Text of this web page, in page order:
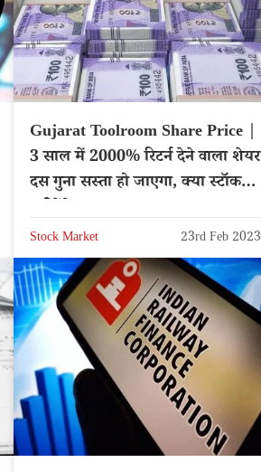
Gujarat Toolroom Share Price |
3 साल में 2000% रिटर्न देने वाला शेयर
दस गुना सस्ता हो जाएगा, क्या स्टॉक
Stock Market 23rd Feb 2023